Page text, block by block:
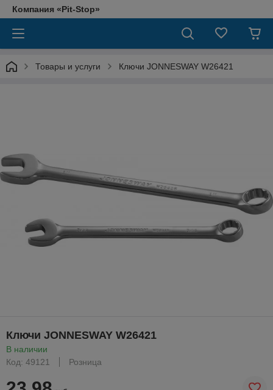
Компания «Pit-Stop»
Товары и услуги Ключи JONNESWAY W26421
Ключи JONNESWAY W26421
В наличии
Код: 49121
Розница